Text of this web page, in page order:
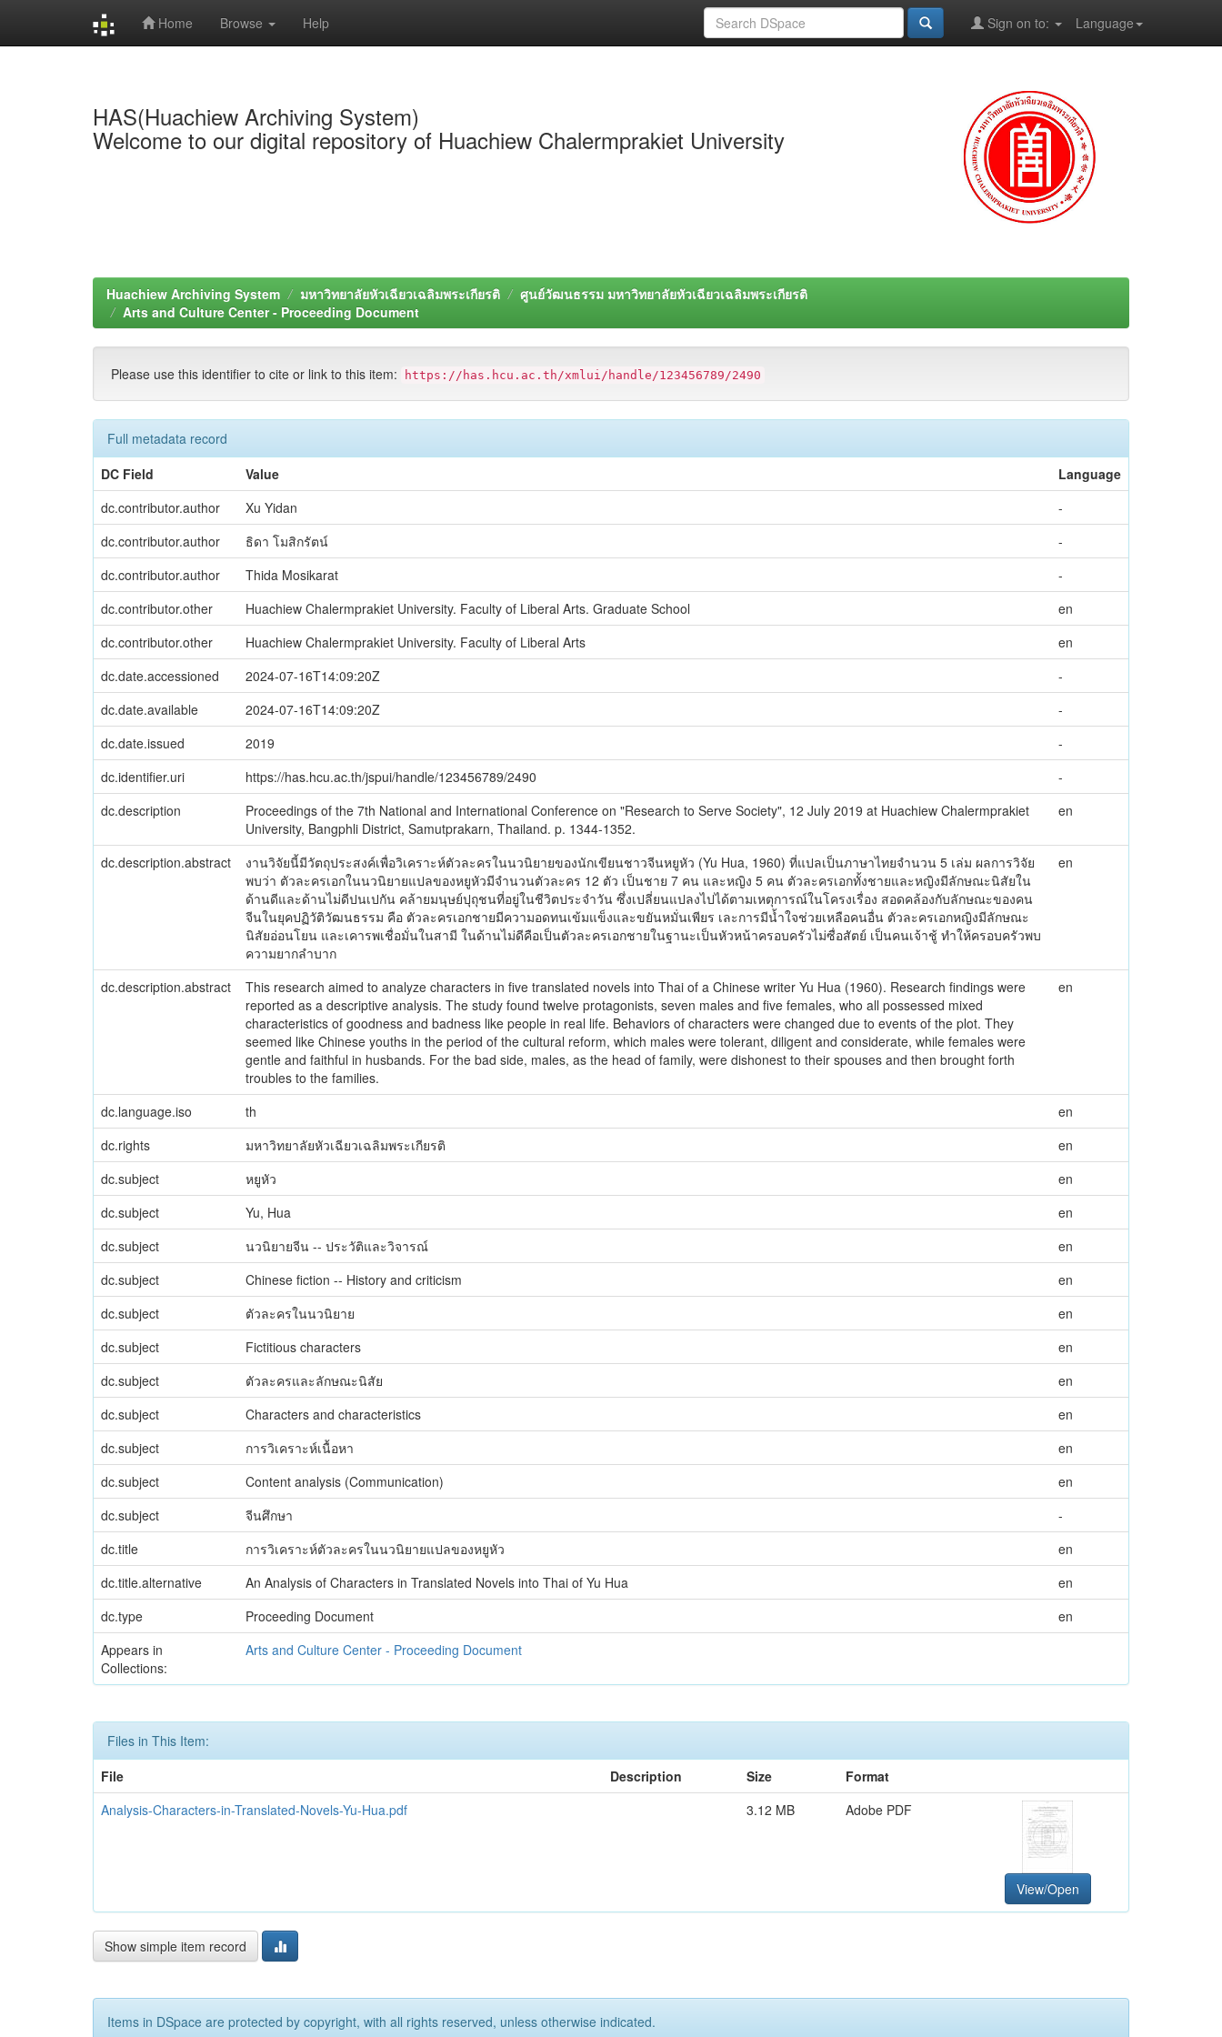
Home Browse Help Language
Sign on to:
HAS(Huachiew Archiving System)
Welcome to our digital repository of Huachiew Chalermprakiet University
Huachiew Archiving System มหาวิทยาลัยหัวเฉียวเฉลิมพระเกียรติ
ศูนย์วัฒนธรรม มหาวิทยาลัยหัวเฉียวเฉลิมพระเกียรติ
Arts and Culture Center - Proceeding Document
Please use this identifier to cite or link to this item: https://has.hcu.ac.th/xmlui/handle/123456789/2490
Full metadata record
DC Field
Value
Language
dc.contributor.author
Xu Yidan
-
dc.contributor.author
ธิดา โมสิกรัตน์
-
dc.contributor.author
Thida Mosikarat
-
dc.contributor.other
Huachiew Chalermprakiet University. Faculty of Liberal Arts. Graduate School
en
dc.contributor.other
Huachiew Chalermprakiet University. Faculty of Liberal Arts
en
dc.date.accessioned
2024-07-16T14:09:20Z
-
dc.date.available
2024-07-16T14:09:20Z
-
dc.date.issued
2019
-
dc.identifier.uri
https://has.hcu.ac.th/jspui/handle/123456789/2490
-
dc.description
Proceedings of the 7th National and International Conference on "Research to Serve Society", 12 July 2019 at Huachiew Chalermprakiet
University, Bangphli District, Samutprakarn, Thailand. p. 1344-1352.
en
dc.description.abstract
งานวิจัยนี้มีวัตถุประสงค์เพื่อวิเคราะห์ตัวละครในนวนิยายของนักเขียนชาวจีนหยูหัว (Yu Hua, 1960) ที่แปลเป็นภาษาไทยจำนวน 5 เล่ม ผลการวิจัย
พบว่า ตัวละครเอกในนวนิยายแปลของหยูหัวมีจำนวนตัวละคร 12 ตัว เป็นชาย 7 คน และหญิง 5 คน ตัวละครเอกทั้งชายและหญิงมีลักษณะนิสัยใน
ด้านดีและด้านไม่ดีปนเปกัน คล้ายมนุษย์ปุถุชนที่อยู่ในชีวิตประจำวัน ซึ่งเปลี่ยนแปลงไปได้ตามเหตุการณ์ในโครงเรื่อง สอดคล้องกับลักษณะของคน
จีนในยุคปฏิวัติวัฒนธรรม คือ ตัวละครเอกชายมีความอดทนเข้มแข็งและขยันหมั่นเพียร เละการมีน้ำใจช่วยเหลือคนอื่น ตัวละครเอกหญิงมีลักษณะ
นิสัยอ่อนโยน และเคารพเชื่อมั่นในสามี ในด้านไม่ดีคือเป็นตัวละครเอกชายในฐานะเป็นหัวหน้าครอบครัวไม่ซื่อสัตย์ เป็นคนเจ้าชู้ ทำให้ครอบครัวพบ
ความยากลำบาก
en
dc.description.abstract
This research aimed to analyze characters in five translated novels into Thai of a Chinese writer Yu Hua (1960). Research findings were
reported as a descriptive analysis. The study found twelve protagonists, seven males and five females, who all possessed mixed
characteristics of goodness and badness like people in real life. Behaviors of characters were changed due to events of the plot. They
seemed like Chinese youths in the period of the cultural reform, which males were tolerant, diligent and considerate, while females were
gentle and faithful in husbands. For the bad side, males, as the head of family, were dishonest to their spouses and then brought forth
troubles to the families.
en
dc.language.iso th
en
dc.rights
มหาวิทยาลัยหัวเฉียวเฉลิมพระเกียรติ
en
dc.subject
หยูหัว
en
dc.subject
Yu, Hua
en
dc.subject
นวนิยายจีน -- ประวัติและวิจารณ์
en
dc.subject
Chinese fiction -- History and criticism
en
dc.subject
ตัวละครในนวนิยาย
en
dc.subject
Fictitious characters
en
dc.subject
ตัวละครและลักษณะนิสัย
en
dc.subject
Characters and characteristics
en
dc.subject
การวิเคราะห์เนื้อหา
en
dc.subject
Content analysis (Communication)
en
dc.subject
จีนศึกษา
-
dc.title
การวิเคราะห์ตัวละครในนวนิยายแปลของหยูหัว
en
dc.title.alternative
An Analysis of Characters in Translated Novels into Thai of Yu Hua
en
dc.type
Proceeding Document
en
Appears in
Collections:
Arts and Culture Center - Proceeding Document
Files in This Item:
File
Description Size
Format
Analysis-Characters-in-Translated-Novels-Yu-Hua.pdf
3.12 MB Adobe PDF
View/Open
Show simple item record
Items in DSpace are protected by copyright, with all rights reserved, unless otherwise indicated.